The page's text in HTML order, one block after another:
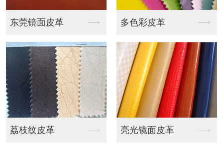
多色彩皮革
亮光镜面皮革
草席编织压纹
东莞型状皮革